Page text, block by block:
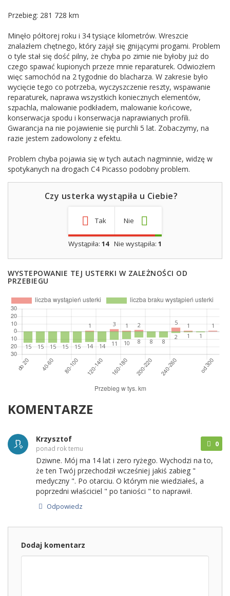
Przebieg: 281 728 km
Minęło półtorej roku i 34 tysiące kilometrów. Wreszcie
znalazłem chętnego, który zajął się gnijącymi progami. Problem
o tyle stał się dość pilny, że chyba po zimie nie byłoby już do
czego spawać kupionych przeze mnie reparaturek. Odwiozłem
więc samochód na 2 tygodnie do blacharza. W zakresie było
wycięcie tego co potrzeba, wyczyszczenie reszty, wspawanie
reparaturek, naprawa wszystkich koniecznych elementów,
szpachla, malowanie podkładem, malowanie końcowe,
konserwacja spodu i konserwacja naprawianych profili.
Gwarancja na nie pojawienie się purchli 5 lat. Zobaczymy, na
razie jestem zadowolony z efektu.
Problem chyba pojawia się w tych autach nagminnie, widzę w
spotykanych na drogach C4 Picasso podobny problem.
Czy usterka wystąpiła u Ciebie?
Tak Nie
Wystąpiła: 14 Nie wystąpiła: 1
WYSTEPOWANIE TEJ USTERKI W ZALEŻNOŚCI OD
PRZEBIEGU
KOMENTARZE
Krzysztof
ponad rok temu
0
Dziwne. Mój ma 14 lat i zero ryżego. Wychodzi na to,
że ten Twój przechodził wcześniej jakiś zabieg "
medyczny ". Po otarciu. O którym nie wiedziałeś, a
poprzedni właściciel " po taniości " to naprawił.
Odpowiedz
Dodaj komentarz